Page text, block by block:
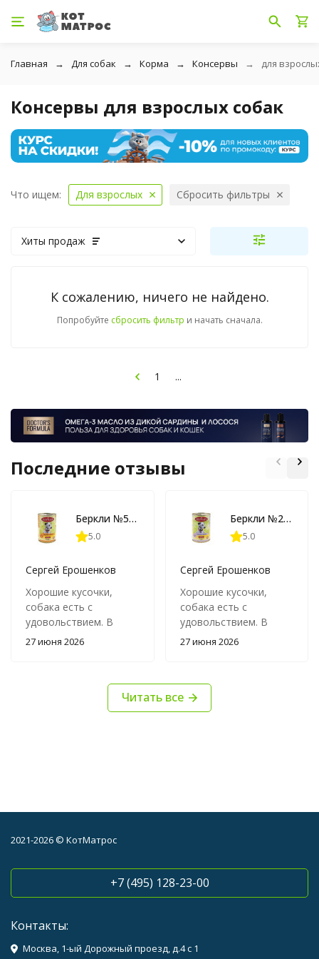
Главная Для собак Корма Консервы для
Консервы для взрослых собак
Что ищем: Для взрослых Сбросить фильтры
Хиты продаж
К сожалению, ничего не найдено.
Попробуйте сбросить фильтр и начать сначала.
1 ...
Последние отзывы
Беркли №5 влажный корм для взрослых собак и щенков, индейка с рисом - 400 г x 6 шт
5.0
Сергей Ерошенков
Хорошие кусочки,
собака есть с
удовольствием. В
маленьких банках
есть с маленькой
27 июня 2026
Беркли №2 влажный корм для взрослых собак и щенков, говядина с рисом - 400 г x 6 шт
5.0
Сергей Ерошенков
Хорошие кусочки,
собака есть с
удовольствием. В
маленьких банках
есть с маленькой
мордой :)
27 июня 2026
Читать все
2021-2026 © КотМатрос
+7 (495) 128-23-00
Контакты:
Москва, 1-ый Дорожный проезд, д.4 с 1